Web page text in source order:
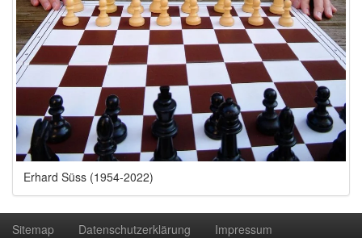
Erhard Süss (1954-2022)
Sitemap Datenschutzerklärung Impressum